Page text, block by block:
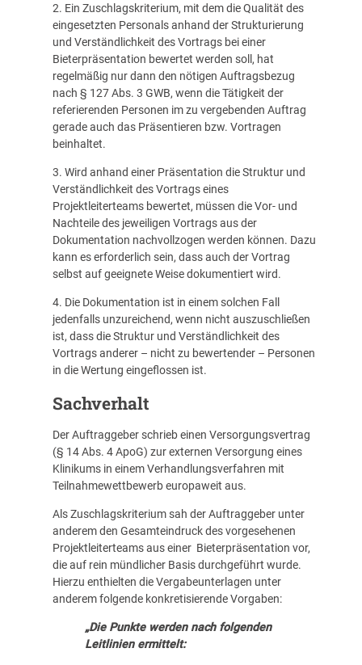
2. Ein Zuschlagskriterium, mit dem die Qualität des
eingesetzten Personals anhand der Strukturierung
und Verständlichkeit des Vortrags bei einer
Bieterpräsentation bewertet werden soll, hat
regelmäßig nur dann den nötigen Auftragsbezug
nach § 127 Abs. 3 GWB, wenn die Tätigkeit der
referierenden Personen im zu vergebenden Auftrag
gerade auch das Präsentieren bzw. Vortragen
beinhaltet.
3. Wird anhand einer Präsentation die Struktur und
Verständlichkeit des Vortrags eines
Projektleiterteams bewertet, müssen die Vor- und
Nachteile des jeweiligen Vortrags aus der
Dokumentation nachvollzogen werden können. Dazu
kann es erforderlich sein, dass auch der Vortrag
selbst auf geeignete Weise dokumentiert wird.
4. Die Dokumentation ist in einem solchen Fall
jedenfalls unzureichend, wenn nicht auszuschließen
ist, dass die Struktur und Verständlichkeit des
Vortrags anderer – nicht zu bewertender – Personen
in die Wertung eingeflossen ist.
Sachverhalt
Der Auftraggeber schrieb einen Versorgungsvertrag
(§ 14 Abs. 4 ApoG) zur externen Versorgung eines
Klinikums in einem Verhandlungsverfahren mit
Teilnahmewettbewerb europaweit aus.
Als Zuschlagskriterium sah der Auftraggeber unter
anderem den Gesamteindruck des vorgesehenen
Projektleiterteams aus einer Bieterpräsentation vor,
die auf rein mündlicher Basis durchgeführt wurde.
Hierzu enthielten die Vergabeunterlagen unter
anderem folgende konkretisierende Vorgaben:
„Die Punkte werden nach folgenden
Leitlinien ermittelt: